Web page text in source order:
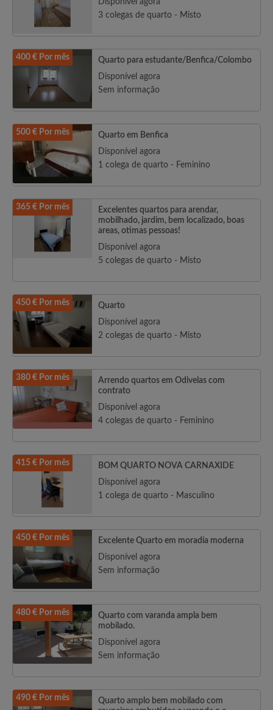
Disponível agora
3 colegas de quarto - Misto
400 € Por mês
Quarto para estudante/Benfica/Colombo
Disponível agora
Sem informação
500 € Por mês
Quarto em Benfica
Disponível agora
1 colega de quarto - Feminino
365 € Por mês
Excelentes quartos para arendar,
mobilhado, jardim, bem localizado, boas
areas, otimas pessoas!
Disponível agora
5 colegas de quarto - Misto
450 € Por mês
Quarto
Disponível agora
2 colegas de quarto - Misto
380 € Por mês
Arrendo quartos em Odivelas com
contrato
Disponível agora
4 colegas de quarto - Feminino
415 € Por mês
BOM QUARTO NOVA CARNAXIDE
Disponível agora
1 colega de quarto - Masculino
450 € Por mês
Excelente Quarto em moradia moderna
Disponível agora
Sem informação
480 € Por mês
Quarto com varanda ampla bem
mobilado.
Disponível agora
Sem informação
490 € Por mês
Quarto amplo bem mobilado com